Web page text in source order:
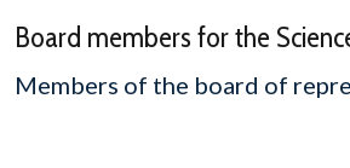
Board members for the
Members of the board of